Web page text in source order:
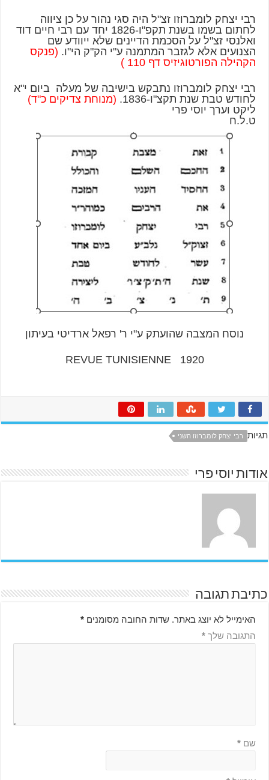
רבי יצחק לומברוזו זצ"ל היה סגי נהור על כן ציווה
לחתום בשמו בשנת תקפ"ו-1826 יחד עם רבי חיים דוד
ואלנסי זצ"ל על הסכמת הדיינים שלא ייוודע שם
הצנועים אלא לגזבר המתמנה ע"י הק"ק הי"ו. (פנקס
הקהילה הפורטוגיזיס דף 110 )
רבי יצחק לומברוזו נתבקש בישיבה של מעלה ביום י"א
לחודש טבת שנת תקצ"ו-1836.
(מנוחת צדיקים כ"ד)
ליקט וערך יוסי פרי
ט.ל.ח
נוסח המצבה שהועתק ע"י ר' רפאל ארדיטי בעיתון
REVUE TUNISIENNE 1920
תגיות רבי יצחק לומברוזו השני
אודות יוסי פרי
כתיבת תגובה
האימייל לא יוצג באתר. שדות החובה מסומנים*
התגובה שלך*
שם*